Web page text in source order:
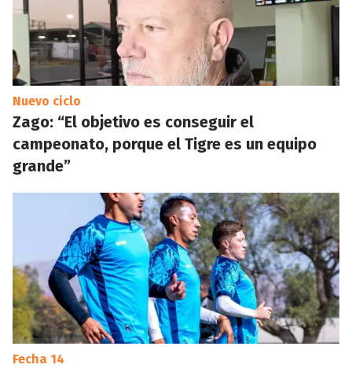
Nuevo ciclo
Zago: “El objetivo es conseguir el
campeonato, porque el Tigre es un equipo
grande”
Fecha 14